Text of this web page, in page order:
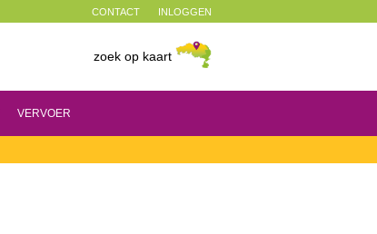
INLOGGEN
CONTACT
zoek op kaart
VERVOER